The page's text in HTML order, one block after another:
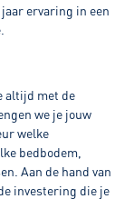
ervaring in een
altijd met de
we je jouw
welke
bedbodem,
Aan de hand van
investering die je